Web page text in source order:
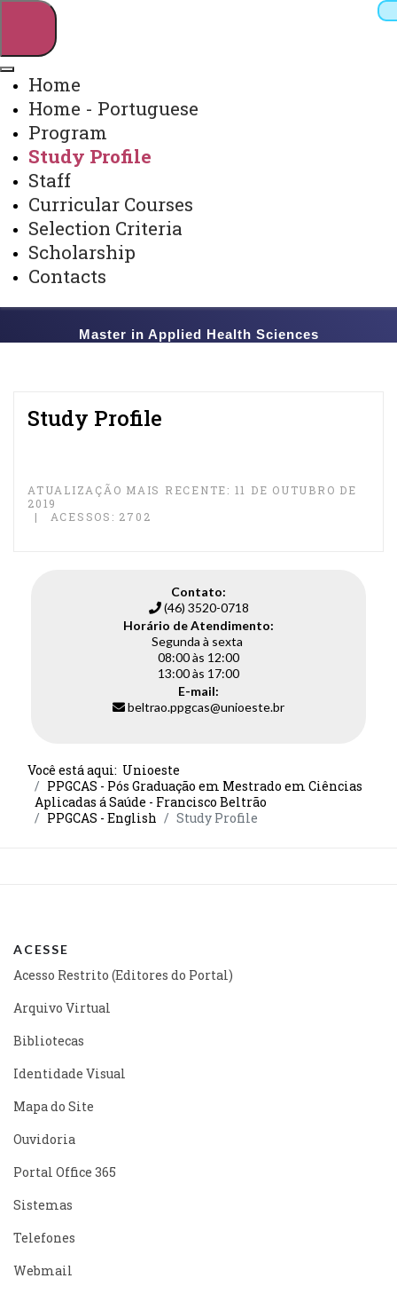
Webmail
Arquivo Virtual
Home
Home - Portuguese
Program
Study Profile
Staff
Curricular Courses
Selection Criteria
Scholarship
Contacts
Master in Applied Health Sciences
Study Profile
ATUALIZAÇÃO MAIS RECENTE: 11 DE OUTUBRO DE
2019
ACESSOS: 2702
Contato:
(46) 3520-0718
Horário de Atendimento:
Segunda à sexta
08:00 às 12:00
13:00 às 17:00
E-mail:
beltrao.ppgcas@unioeste.br
Você está aqui: Unioeste
PPGCAS - Pós Graduação em Mestrado em Ciências
Aplicadas á Saúde - Francisco Beltrão
PPGCAS - English
Study Profile
ACESSE
Acesso Restrito (Editores do Portal)
Arquivo Virtual
Bibliotecas
Identidade Visual
Mapa do Site
Ouvidoria
Portal Office 365
Sistemas
Telefones
Webmail